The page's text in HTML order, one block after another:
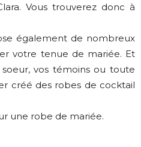
Vous trouverez donc à
également de nombreux
votre tenue de mariée. Et
vos témoins ou toute
créé des robes de cocktail
une robe de mariée.